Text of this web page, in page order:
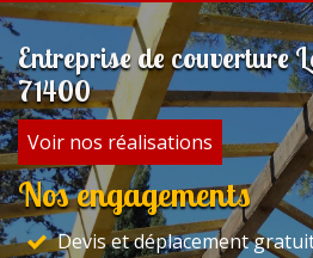
Entreprise de couverture
71400
Voir nos réalisations
Nos engagements
Devis et déplacement